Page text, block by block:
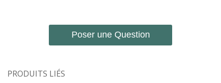
Poser une Question
PRODUITS LIÉS